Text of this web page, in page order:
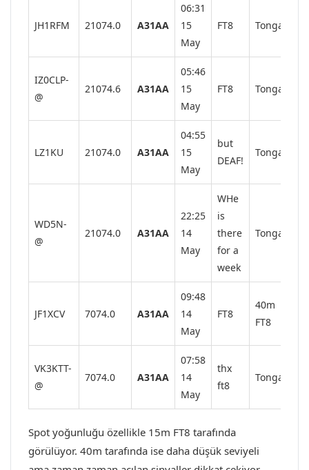
JH1RFM 21074.0 A31AA
06:31
15
May
FT8 Tonga
IZ0CLP-
@
21074.6 A31AA
05:46
15
May
FT8 Tonga
LZ1KU 21074.0 A31AA
04:55
15
May
but
DEAF!
Tonga
WD5N-
@
21074.0 A31AA
22:25
14
May
WHe
is
there
for a
week
Tonga
JF1XCV 7074.0 A31AA
09:48
14
May
FT8
40m
FT8
VK3KTT-
@
7074.0 A31AA
07:58
14
May
thx
ft8
Tonga
Spot yoğunluğu özellikle 15m FT8 tarafında
görülüyor. 40m tarafında ise daha düşük seviyeli